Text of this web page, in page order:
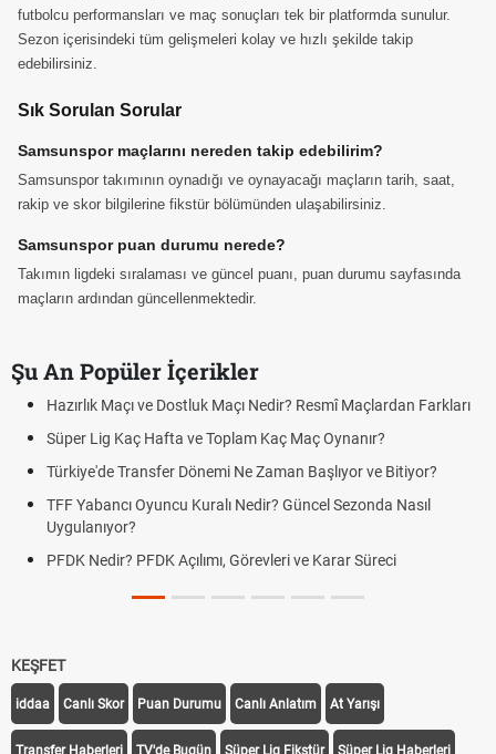
futbolcu performansları ve maç sonuçları tek bir platformda sunulur.
Sezon içerisindeki tüm gelişmeleri kolay ve hızlı şekilde takip
edebilirsiniz.
Sık Sorulan Sorular
Samsunspor maçlarını nereden takip edebilirim?
Samsunspor takımının oynadığı ve oynayacağı maçların tarih, saat,
rakip ve skor bilgilerine fikstür bölümünden ulaşabilirsiniz.
Samsunspor puan durumu nerede?
Takımın ligdeki sıralaması ve güncel puanı, puan durumu sayfasında
maçların ardından güncellenmektedir.
Şu An Popüler İçerikler
Hazırlık Maçı ve Dostluk Maçı Nedir? Resmî Maçlardan Farkları
Süper Lig Kaç Hafta ve Toplam Kaç Maç Oynanır?
Türkiye'de Transfer Dönemi Ne Zaman Başlıyor ve Bitiyor?
TFF Yabancı Oyuncu Kuralı Nedir? Güncel Sezonda Nasıl
Uygulanıyor?
PFDK Nedir? PFDK Açılımı, Görevleri ve Karar Süreci
KEŞFET
iddaa Canlı Skor Puan Durumu Canlı Anlatım At Yarışı
Transfer Haberleri TV'de Bugün Süper Lig Fikstür Süper Lig Haberleri